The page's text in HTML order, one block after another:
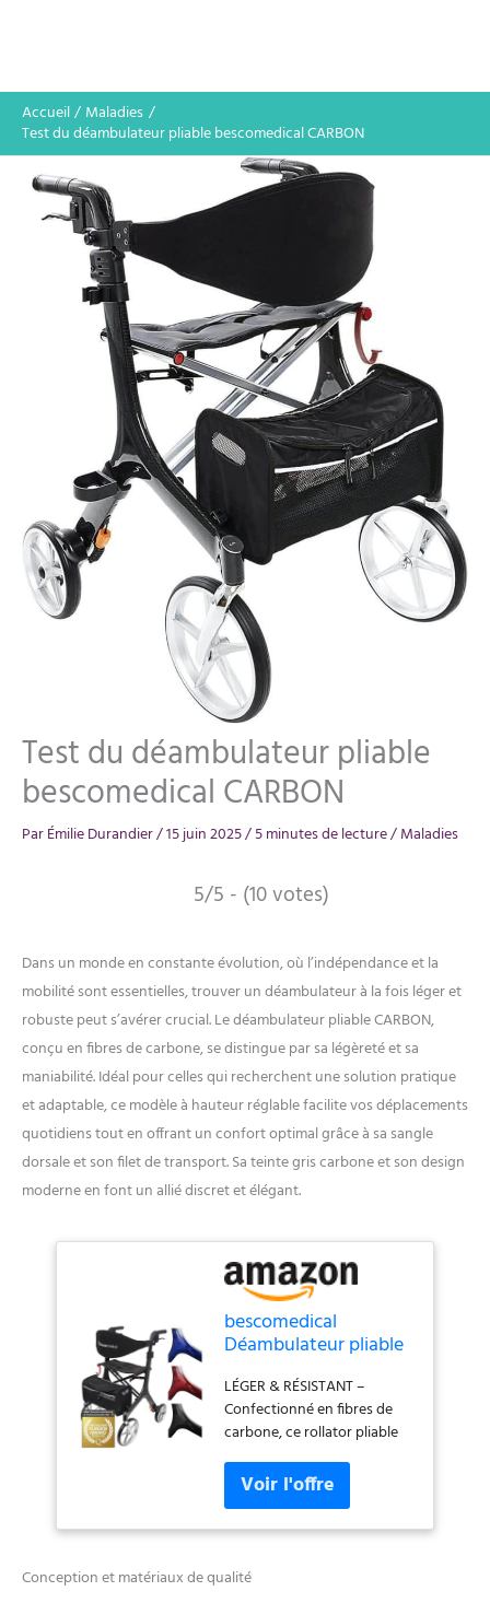
Accueil
Maladies
Test du déambulateur pliable bescomedical CARBON
Test du déambulateur pliable
bescomedical CARBON
ParÉmilie Durandier/15 juin 2025/5 minutes de lecture/Maladies
5/5 - (10 votes)
Dans un monde en constante évolution, où l’indépendance et la
mobilité sont essentielles, trouver un déambulateur à la fois léger et
robuste peut s’avérer crucial. Le déambulateur pliable CARBON,
conçu en fibres de carbone, se distingue par sa légèreté et sa
maniabilité. Idéal pour celles qui recherchent une solution pratique
et adaptable, ce modèle à hauteur réglable facilite vos déplacements
quotidiens tout en offrant un confort optimal grâce à sa sangle
dorsale et son filet de transport. Sa teinte gris carbone et son design
moderne en font un allié discret et élégant.
bescomedical
Déambulateur pliable
Gris graphite
LÉGER & RÉSISTANT –
Confectionné en fibres de
carbone, ce rollator pliable
allie robustesse et légèreté. Il
ne pèse que 5,8 kg – ce qui
le rend facile à utiliser – et
supporte un poids maximal
MAXIMALE – Les roues
Conception et matériaux de qualité